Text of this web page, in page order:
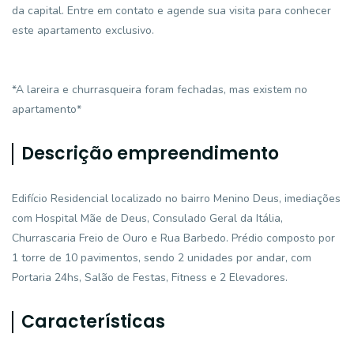
da capital. Entre em contato e agende sua visita para conhecer
este apartamento exclusivo.
*A lareira e churrasqueira foram fechadas, mas existem no
apartamento*
Descrição empreendimento
Edifício Residencial localizado no bairro Menino Deus, imediações
com Hospital Mãe de Deus, Consulado Geral da Itália,
Churrascaria Freio de Ouro e Rua Barbedo. Prédio composto por
1 torre de 10 pavimentos, sendo 2 unidades por andar, com
Portaria 24hs, Salão de Festas, Fitness e 2 Elevadores.
Características